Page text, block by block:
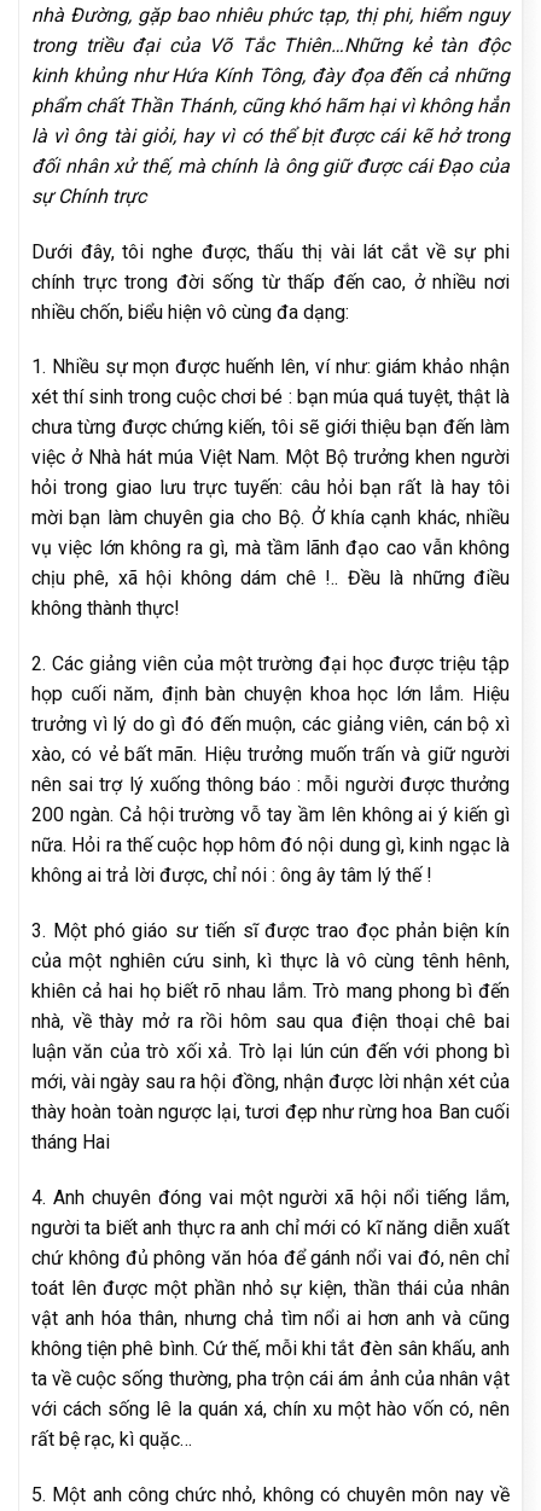
nhà Đường, gặp bao nhiêu phức tạp, thị phi, hiểm nguy
trong triều đại của Võ Tắc Thiên…Những kẻ tàn độc
kinh khủng như Hứa Kính Tông, đày đọa đến cả những
phẩm chất Thần Thánh, cũng khó hãm hại vì không hẳn
là vì ông tài giỏi, hay vì có thể bịt được cái kẽ hở trong
đối nhân xử thế, mà chính là ông giữ được cái Đạo của
sự Chính trực
Dưới đây, tôi nghe được, thấu thị vài lát cắt về sự phi
chính trực trong đời sống từ thấp đến cao, ở nhiều nơi
nhiều chốn, biểu hiện vô cùng đa dạng:
1. Nhiều sự mọn được huếnh lên, ví như: giám khảo nhận
xét thí sinh trong cuộc chơi bé : bạn múa quá tuyệt, thật là
chưa từng được chứng kiến, tôi sẽ giới thiệu bạn đến làm
việc ở Nhà hát múa Việt Nam. Một Bộ trưởng khen người
hỏi trong giao lưu trực tuyến: câu hỏi bạn rất là hay tôi
mời bạn làm chuyên gia cho Bộ. Ở khía cạnh khác, nhiều
vụ việc lớn không ra gì, mà tầm lãnh đạo cao vẫn không
chịu phê, xã hội không dám chê !.. Đều là những điều
không thành thực!
2. Các giảng viên của một trường đại học được triệu tập
họp cuối năm, định bàn chuyện khoa học lớn lắm. Hiệu
trưởng vì lý do gì đó đến muộn, các giảng viên, cán bộ xì
xào, có vẻ bất mãn. Hiệu trưởng muốn trấn và giữ người
nên sai trợ lý xuống thông báo : mỗi người được thưởng
200 ngàn. Cả hội trường vỗ tay ầm lên không ai ý kiến gì
nữa. Hỏi ra thế cuộc họp hôm đó nội dung gì, kinh ngạc là
không ai trả lời được, chỉ nói : ông ây tâm lý thế !
3. Một phó giáo sư tiến sĩ được trao đọc phản biện kín
của một nghiên cứu sinh, kì thực là vô cùng tênh hênh,
khiên cả hai họ biết rõ nhau lắm. Trò mang phong bì đến
nhà, về thày mở ra rồi hôm sau qua điện thoại chê bai
luận văn của trò xối xả. Trò lại lún cún đến với phong bì
mới, vài ngày sau ra hội đồng, nhận được lời nhận xét của
thày hoàn toàn ngược lại, tươi đẹp như rừng hoa Ban cuối
tháng Hai
4. Anh chuyên đóng vai một người xã hội nổi tiếng lắm,
người ta biết anh thực ra anh chỉ mới có kĩ năng diễn xuất
chứ không đủ phông văn hóa để gánh nổi vai đó, nên chỉ
toát lên được một phần nhỏ sự kiện, thần thái của nhân
vật anh hóa thân, nhưng chả tìm nổi ai hơn anh và cũng
không tiện phê bình. Cứ thế, mỗi khi tắt đèn sân khấu, anh
ta về cuộc sống thường, pha trộn cái ám ảnh của nhân vật
với cách sống lê la quán xá, chín xu một hào vốn có, nên
rất bệ rạc, kì quặc…
5. Một anh công chức nhỏ, không có chuyên môn nay về